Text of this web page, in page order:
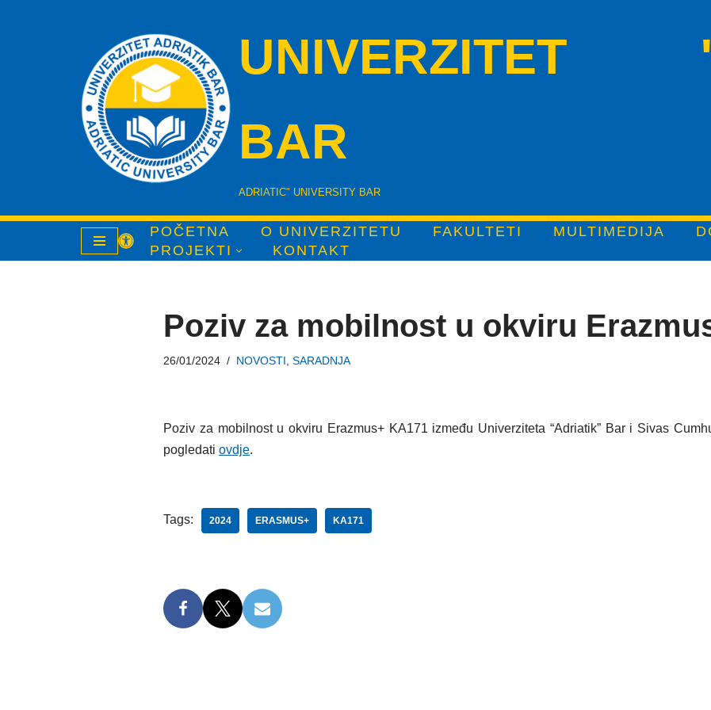
UNIVERZITET
BAR
ADRIATIC" UNIVERSITY BAR
POČETNA O UNIVERZITETU FAKULTETI MULTIMEDIJA
PROJEKTI
KONTAKT
Poziv za mobilnost u okviru
26/01/2024 NOVOSTI ,SARADNJA
Poziv za mobilnost u okviru Erazmus+ KA171 između Univerziteta “Adriatik” Bar i Sivas
pogledatiovdje.
Tags: 2024 ERASMUS+ KA171